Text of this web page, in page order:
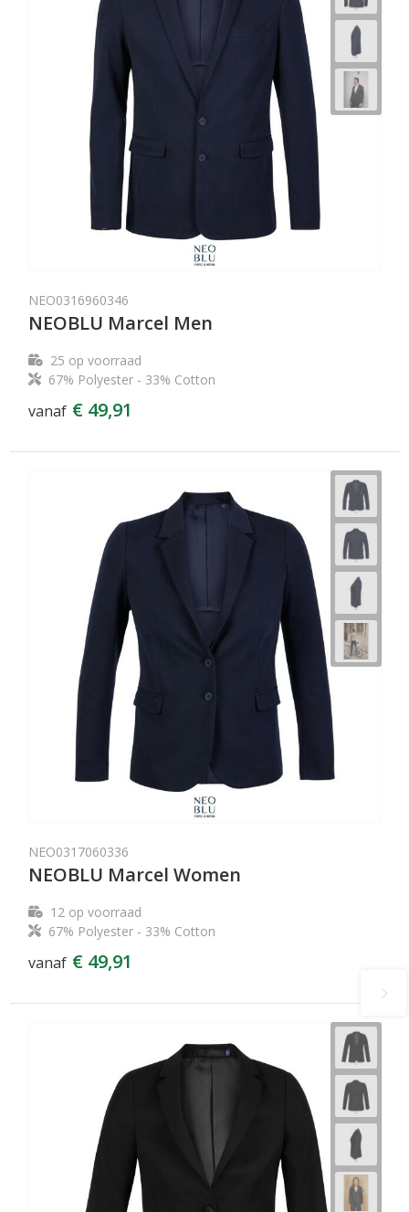
NEO0316960346
NEOBLU Marcel Men
25 op voorraad
67% Polyester - 33% Cotton
vanaf € 49,91
NEO0317060336
NEOBLU Marcel Women
12op voorraad
67% Polyester - 33% Cotton
vanaf € 49,91